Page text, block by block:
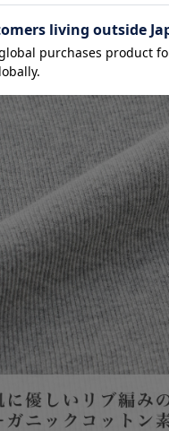
お気に入り商品を確認する